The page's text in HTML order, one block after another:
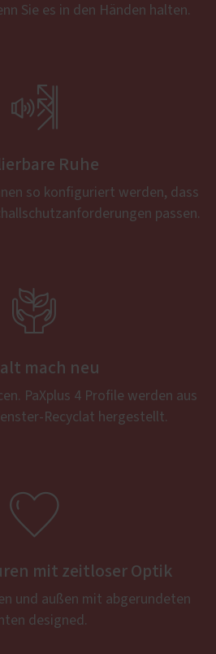
Sie es in den Händen halten.

Ruhe
so konfiguriert werden, dass
passen.

mach neu
PaXplus 4 Profile werden aus
Recyclat hergestellt.

mit zeitloser Optik
und außen mit abgerundeten
designed.